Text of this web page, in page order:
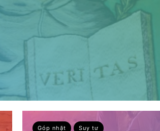
Góp nhặt Suy tư